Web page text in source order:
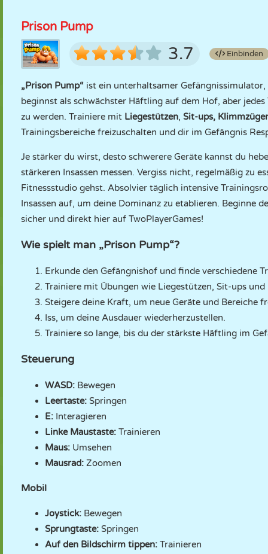
Prison Pump
3.7 Einbinden
„Prison Pump“ ist ein unterhaltsamer
beginnst als schwächster Häftling auf dem Hof, aber
zu werden. Trainiere mit Liegestützen, Sit-ups,
Trainingsbereiche freizuschalten und dir im Gefängnis
Je stärker du wirst, desto schwerere Geräte kannst du
stärkeren Insassen messen. Vergiss nicht, regelmäßig zu
Fitnessstudio gehst. Absolvier täglich intensive
Insassen auf, um deine Dominanz zu etablieren. Beginne
sicher und direkt hier auf TwoPlayerGames!
Wie spielt man „Prison Pump“?
Erkunde den Gefängnishof und finde verschiedene
Trainiere mit Übungen wie Liegestützen, Sit-ups
Steigere deine Kraft, um neue Geräte und Bereiche
Iss, um deine Ausdauer wiederherzustellen.
Trainiere so lange, bis du der stärkste Häftling im
Steuerung
WASD: Bewegen
Leertaste: Springen
E: Interagieren
Linke Maustaste: Trainieren
Maus: Umsehen
Mausrad: Zoomen
Mobil
Joystick: Bewegen
Sprungtaste: Springen
Auf den Bildschirm tippen: Trainieren